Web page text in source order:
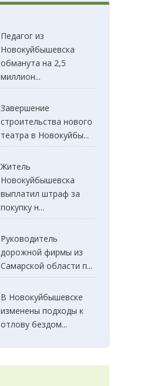
Педагог из
Новокуйбышевска
обманута на 2,5
миллион...
Завершение
строительства нового
театра в Новокуйбы...
Житель
Новокуйбышевска
выплатил штраф за
покупку н...
Руководитель
дорожной фирмы из
Самарской области п...
В Новокуйбышевске
изменены подходы к
отлову бездом...